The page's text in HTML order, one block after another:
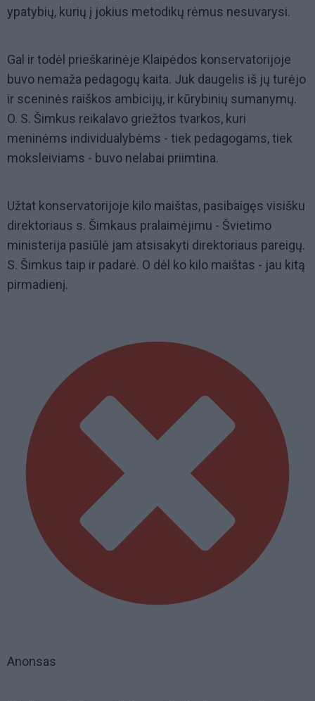
ypatybių, kurių į jokius metodikų rėmus nesuvarysi.
Gal ir todėl prieškarinėje Klaipėdos konservatorijoje
buvo nemaža pedagogų kaita. Juk daugelis iš jų turėjo
ir sceninės raiškos ambicijų, ir kūrybinių sumanymų.
O. S. Šimkus reikalavo griežtos tvarkos, kuri
meninėms individualybėms - tiek pedagogams, tiek
moksleiviams - buvo nelabai priimtina.
Užtat konservatorijoje kilo maištas, pasibaigęs visišku
direktoriaus s. Šimkaus pralaimėjimu - Švietimo
ministerija pasiūlė jam atsisakyti direktoriaus pareigų.
S. Šimkus taip ir padarė. O dėl ko kilo maištas - jau kitą
pirmadienį.
Anonsas